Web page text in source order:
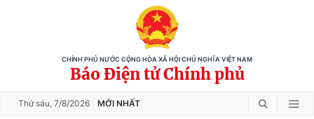
CHÍNH PHỦ NƯỚC CỘNG HÒA XÃ HỘI CHỦ NGHĨA VIỆT NAM
Báo Điện tử Chính phủ
Thứ sáu, 7/8/2026 MỚI NHẤT